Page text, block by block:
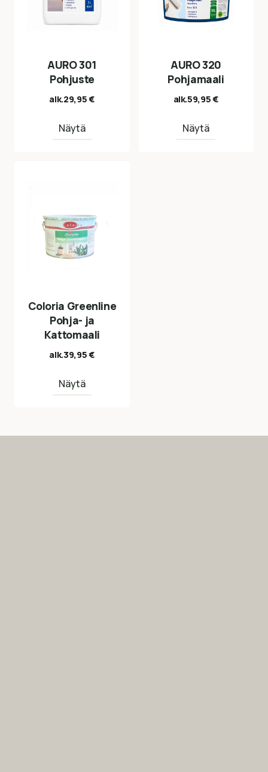
AURO 301
Pohjuste
alk.29,95€
Näytä
AURO 320
Pohjamaali
alk.59,95€
Näytä
Coloria Greenline
Pohja- ja
Kattomaali
alk.39,95€
Näytä